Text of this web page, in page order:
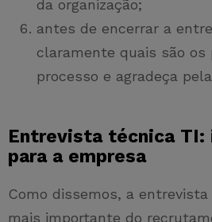
da organização;
antes de encerrar a
claramente quais são os
processo e agradeça
Entrevista técnica TI:
para a empresa
Como dissemos, a
mais importante do